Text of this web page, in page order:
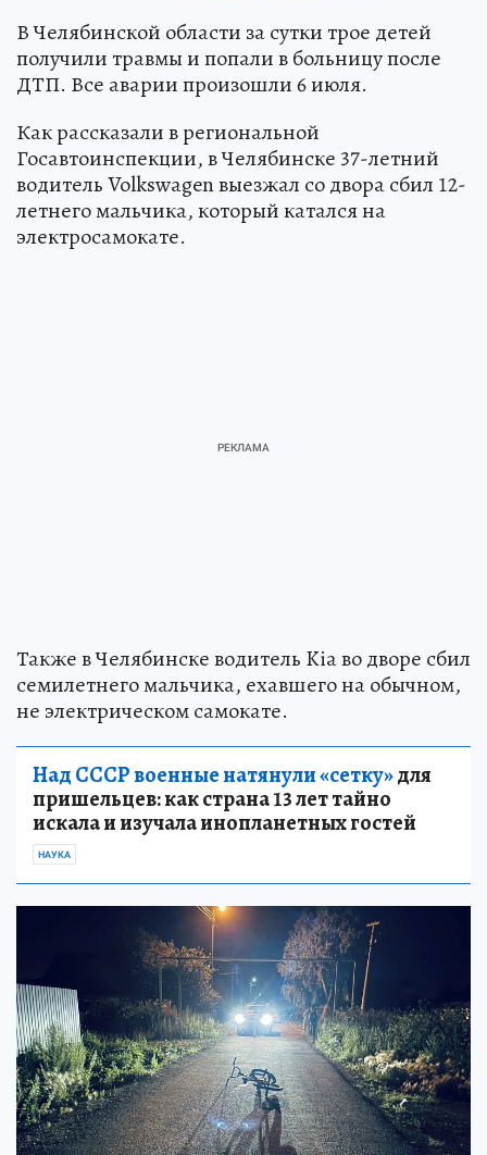
В Челябинской области за сутки трое детей
получили травмы и попали в больницу после
ДТП. Все аварии произошли 6 июля.
Как рассказали в региональной
Госавтоинспекции, в Челябинске 37-летний
водитель Volkswagen выезжал со двора сбил 12-
летнего мальчика, который катался на
электросамокате.
Также в Челябинске водитель Kia во дворе сбил
семилетнего мальчика, ехавшего на обычном,
не электрическом самокате.
Над СССР военные натянули «сетку»для
пришельцев: как страна 13 лет тайно
искала и изучала инопланетных гостей
НАУКА